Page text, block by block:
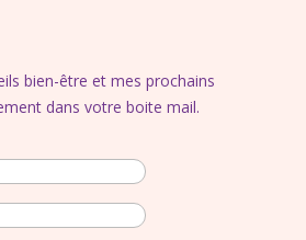
bien-être et mes prochains
dans votre boite mail.